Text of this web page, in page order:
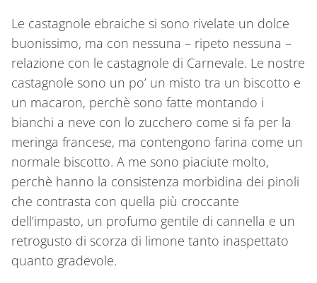
Le castagnole ebraiche si sono rivelate un dolce
buonissimo, ma con nessuna – ripeto nessuna –
relazione con le castagnole di Carnevale. Le nostre
castagnole sono un po’ un misto tra un biscotto e
un macaron, perchè sono fatte montando i
bianchi a neve con lo zucchero come si fa per la
meringa francese, ma contengono farina come un
normale biscotto. A me sono piaciute molto,
perchè hanno la consistenza morbidina dei pinoli
che contrasta con quella più croccante
dell’impasto, un profumo gentile di cannella e un
retrogusto di scorza di limone tanto inaspettato
quanto gradevole.